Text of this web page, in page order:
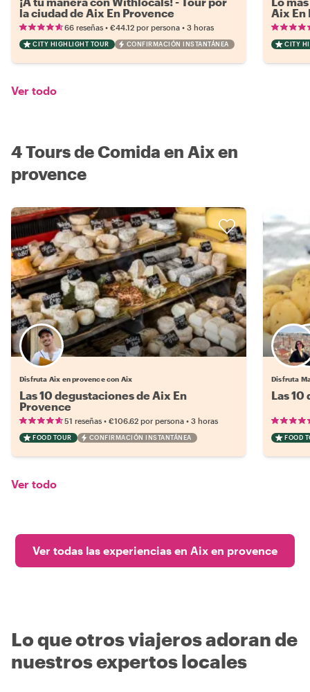
la ciudad de Aix En Provence
66 reseñas • €44.12 por persona • 3 horas
CITY HIGHLIGHT TOUR CONFIRMACIÓN INSTANTÁNEA
Aix En
CITY
Ver todo
4 Tours de Comida en Aix en
provence
Disfruta Aix en provence con Aix
Las 10 degustaciones de Aix En
Provence
51 reseñas • €106.62 por persona • 3 horas
FOOD TOUR CONFIRMACIÓN INSTANTÁNEA
Disfruta
Las
FOOD
Ver todo
Ver todas las experiencias en Aix en provence
Lo que otros viajeros adoran de
nuestros expertos locales